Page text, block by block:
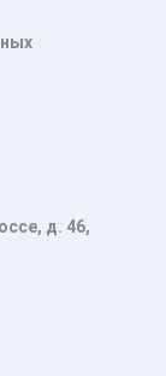
д. 46,